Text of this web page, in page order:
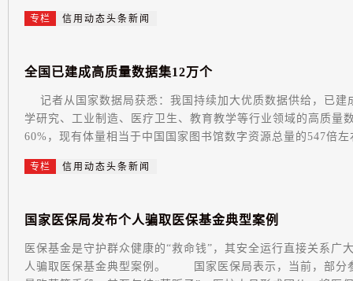
专栏 信用动态头条新闻
全国 已建成高质量数据集12万个
学研究、工业制造、医疗卫生、教育教学等行业领域的高质量
60%，现有体量相当于中国国家图书馆数字资源总量的547倍
专栏 信用动态头条新闻
国 家 医保局发布个人骗取 医保基金典型案例
医保基金是守护群众健康的“救命钱”，其安全运行直接关系
人骗取医保基金典型案例。 国家医保局表示，当前，部分